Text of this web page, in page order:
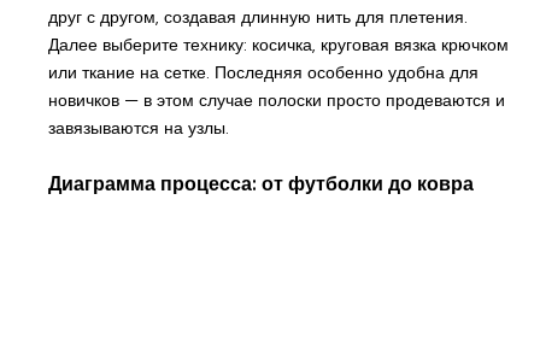
друг с другом, создавая длинную нить для плетения.
Далее выберите технику: косичка, круговая вязка крючком
или ткание на сетке. Последняя особенно удобна для
новичков — в этом случае полоски просто продеваются и
завязываются на узлы.
Диаграмма процесса: от футболки до ковра